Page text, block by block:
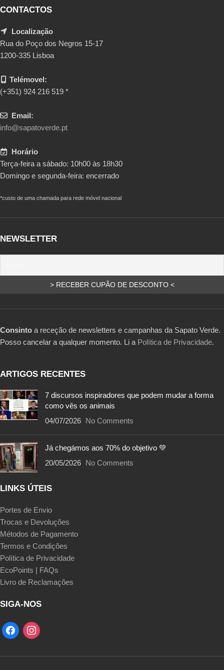
CONTACTOS
Localização
Rua do Poço dos Negros 15-17
1200-335 Lisboa
Telémovel:
(+351) 924 216 519 *
Email:
info@sapatoverde.pt
Horário
Terça-feira a sábado: 10h00 às 18h30
Domingo e segunda-feira: encerrado
*custo de uma chamada para rede móvel nacional
NEWSLETTER
Consinto a receção de newsletters e campanhas da Sapato Verde.
Posso cancelar a qualquer momento. Li a Política de Privacidade.
ARTIGOS RECENTES
7 discursos inspiradores que podem mudar a forma
como vês os animais
04/07/2026 No Comments
Já chegámos aos 70% do objetivo 💚
20/05/2026 No Comments
LINKS ÚTEIS
Portes de Envio
Trocas e Devoluções
Métodos de Pagamento
Termos e Condições
Política de Privacidade
EcoPoints | FAQs
Livro de Reclamações
SIGA-NOS